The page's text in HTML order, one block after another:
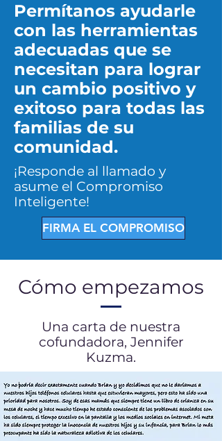
Permítanos ayudarle
con las herramientas
adecuadas que se
necesitan para lograr
un cambio positivo y
exitoso para todas las
familias de su
comunidad.
¡Responde al llamado y
asume el Compromiso
Inteligente!
FIRMA EL COMPROMISO
Cómo empezamos
Una carta de nuestra
cofundadora, Jennifer
Kuzma.